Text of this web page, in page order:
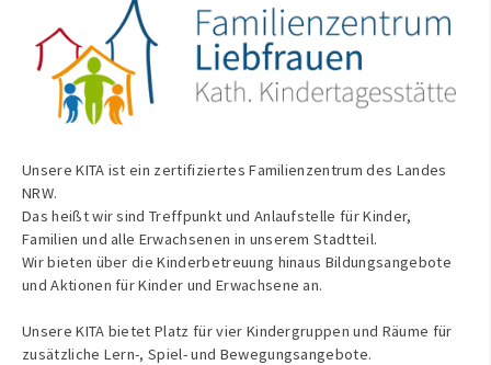
Unsere KITA ist ein zertifiziertes Familienzentrum des Landes
NRW.
Das heißt wir sind Treffpunkt und Anlaufstelle für Kinder,
Familien und alle Erwachsenen in unserem Stadtteil.
Wir bieten über die Kinderbetreuung hinaus Bildungsangebote
und Aktionen für Kinder und Erwachsene an.
Unsere KITA bietet Platz für vier Kindergruppen und Räume für
zusätzliche Lern-, Spiel- und Bewegungsangebote.